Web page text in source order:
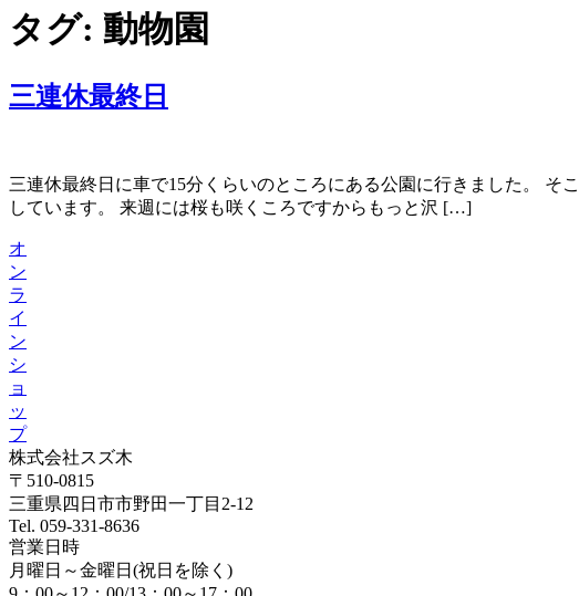
タグ: 動物園
三連休最終日
三連休最終日に車で15分くらいのところにある公園に行きました。
しています。 来週には桜も咲くころですからもっと沢 […]
オ
ン
ラ
イ
ン
シ
ョ
ッ
プ
株式会社スズ木
〒510-0815
三重県四日市市野田一丁目2-12
Tel. 059-331-8636
営業日時
月曜日～金曜日(祝日を除く)